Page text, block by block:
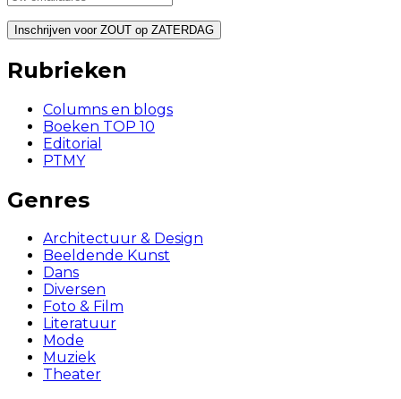
Rubrieken
Columns en blogs
Boeken TOP 10
Editorial
PTMY
Genres
Architectuur & Design
Beeldende Kunst
Dans
Diversen
Foto & Film
Literatuur
Mode
Muziek
Theater